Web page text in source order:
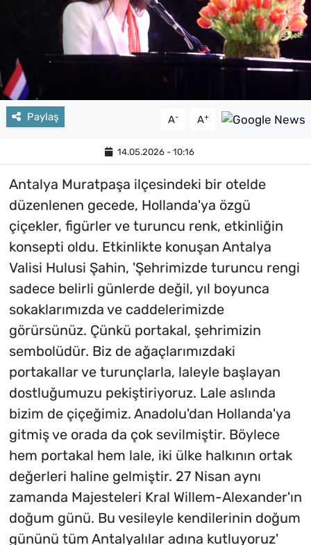
Paylaş A- A+
14.05.2026 - 10:16
Antalya Muratpaşa ilçesindeki bir otelde
düzenlenen gecede, Hollanda'ya özgü
çiçekler, figürler ve turuncu renk, etkinliğin
konsepti oldu. Etkinlikte konuşan Antalya
Valisi Hulusi Şahin, 'Şehrimizde turuncu rengi
sadece belirli günlerde değil, yıl boyunca
sokaklarımızda ve caddelerimizde
görürsünüz. Çünkü portakal, şehrimizin
sembolüdür. Biz de ağaçlarımızdaki
portakallar ve turunçlarla, laleyle başlayan
dostluğumuzu pekiştiriyoruz. Lale aslında
bizim de çiçeğimiz. Anadolu'dan Hollanda'ya
gitmiş ve orada da çok sevilmiştir. Böylece
hem portakal hem lale, iki ülke halkının ortak
değerleri haline gelmiştir. 27 Nisan aynı
zamanda Majesteleri Kral Willem-Alexander'ın
doğum günü. Bu vesileyle kendilerinin doğum
gününü tüm Antalyalılar adına kutluyoruz'